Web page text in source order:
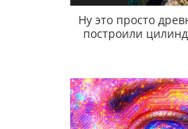
Ну это просто
построили